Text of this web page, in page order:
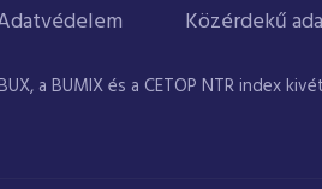
Közérdekű
a BUMIX és a CETOP NTR index